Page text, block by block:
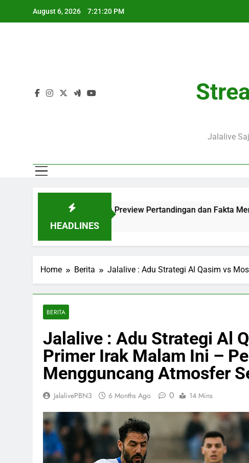
August 6, 2026 7:21:21 PM
Jalalive
HEADLINES
dengan Preview Pertandingan dan Fakta Menarik
Home Berita Jalalive : Adu Strategi Al Qasim vs
BERITA
Jalalive : Adu Strategi Al
Primer Irak Malam Ini –
Mengguncang Atmosfer
JalalivePBN3 6 Months Ago 0 14 Mins